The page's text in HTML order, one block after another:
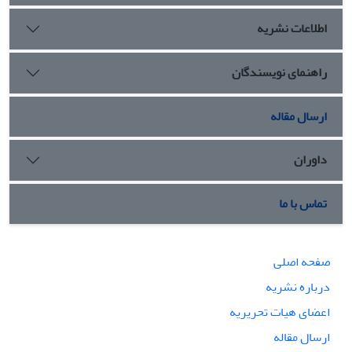
قائل شد.
اطلاعات نشریه
راهنمای نویسندگان
ارسال مقاله
داوران
تماس با ما
صفحه اصلی
درباره نشریه
اعضای هیات تحریریه
ارسال مقاله